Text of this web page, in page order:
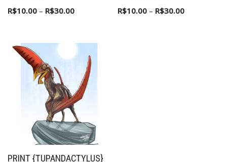
R$10.00 – R$30.00 R$10.00 – R$30.00
PRINT {TUPANDACTYLUS}